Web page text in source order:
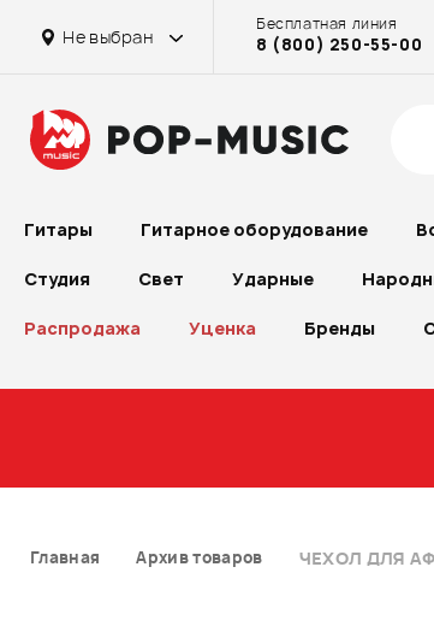
Не выбран
Бесплатная линия
8 (800) 250-55-00
Гитары Гитарное оборудование
Студия Свет Ударные
Распродажа Уценка Бренды
Главная Архив товаров ЧЕХОЛ ДЛЯ